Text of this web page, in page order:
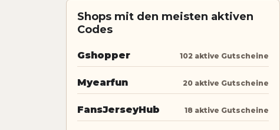
Shops mit den meisten aktiven
Codes
Gshopper 102 aktive Gutscheine
Myearfun 20 aktive Gutscheine
FansJerseyHub 18 aktive Gutscheine